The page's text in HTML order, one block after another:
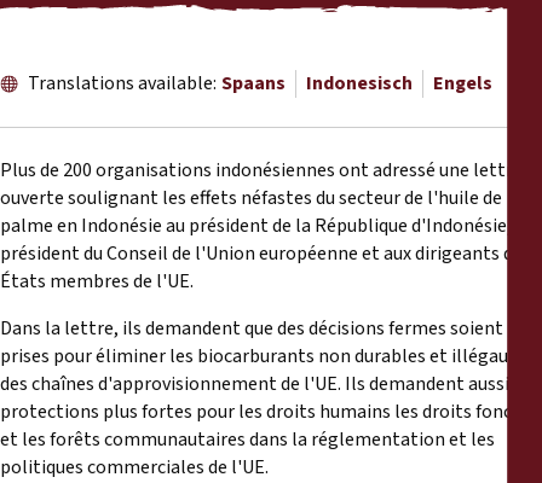
Support Us
Publications & Resources
News
Reports
Training Materials
Briefing Papers
Translations available: Spaans Indonesisch Engels
Plus de 200 organisations indonésiennes ont adressé une lettre
ouverte soulignant les effets néfastes du secteur de l'huile de
palme en Indonésie au président de la République d'Indonésie, au
président du Conseil de l'Union européenne et aux dirigeants des
États membres de l'UE.
Dans la lettre, ils demandent que des décisions fermes soient
prises pour éliminer les biocarburants non durables et illégaux
des chaînes d'approvisionnement de l'UE. Ils demandent aussi des
protections plus fortes pour les droits humains les droits fonciers
et les forêts communautaires dans la réglementation et les
politiques commerciales de l'UE.